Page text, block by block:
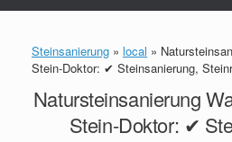
Steinsanierung » local »
Stein-Doktor: ✔ Steinsanierung,
Natursteinsanierung
Stein-Doktor: ✔